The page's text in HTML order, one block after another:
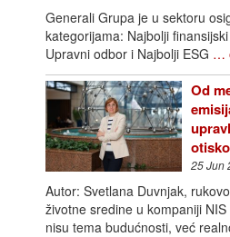
Generali Grupa je u sektoru
kategorijama: Najbolji
Upravni odbor i Najbolji ESG …
Od
25 Jun
Autor: Svetlana Duvnjak,
životne sredine u kompaniji
nisu tema budućnosti, već